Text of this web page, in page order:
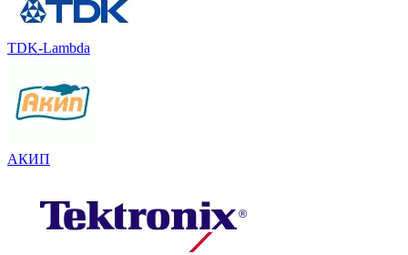
TDK-Lambda
АКИП